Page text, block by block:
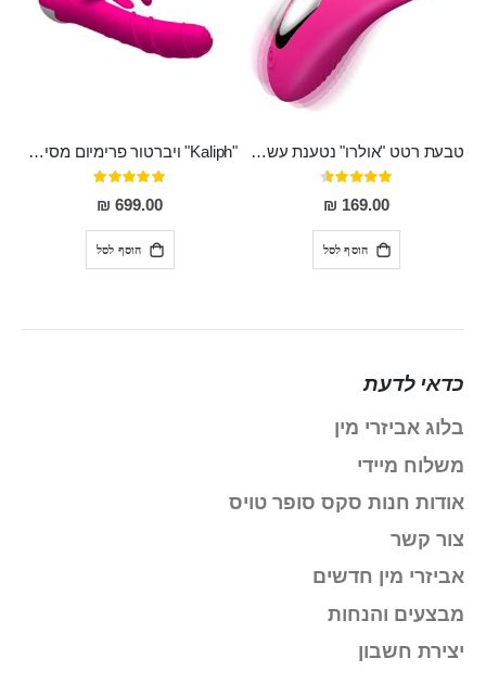
טבעת רטט "אולרו" נטענת עשויה סיליקון רפואי עם רטט חזק ומטריף חושים
דירוג:
91%
169.00 ₪
הוסף לסל
"Kaliph" ויברטור פרימיום מסיליקון רפואי , נטען, שקט במיוחד, מסתובב ומתפתל, שמנמן עם חדירה 14 סמ
דירוג:
100%
699.00 ₪
הוסף לסל
כדאי לדעת
בלוג אביזרי מין
משלוח מיידי
אודות חנות סקס סופר טויס
צור קשר
אביזרי מין חדשים
מבצעים והנחות
יצירת חשבון